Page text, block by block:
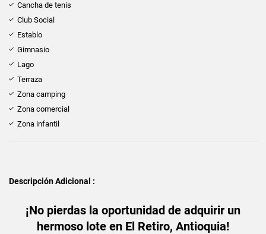
Cancha de tenis
Club Social
Establo
Gimnasio
Lago
Terraza
Zona camping
Zona comercial
Zona infantil
Descripción Adicional :
¡No pierdas la oportunidad de adquirir un
hermoso lote en El Retiro, Antioquia!